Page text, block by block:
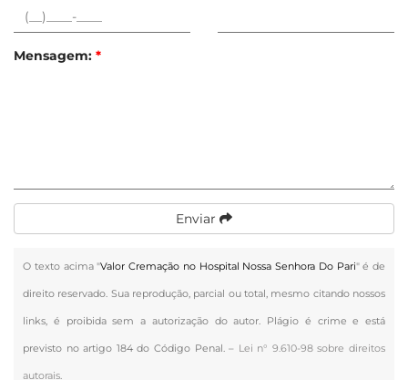
Mensagem: *
Enviar
O texto acima "Valor Cremação no Hospital Nossa Senhora Do Pari" é de
direito reservado. Sua reprodução, parcial ou total, mesmo citando nossos
links, é proibida sem a autorização do autor. Plágio é crime e está
previsto no artigo 184 do Código Penal. – Lei n° 9.610-98 sobre direitos
autorais.